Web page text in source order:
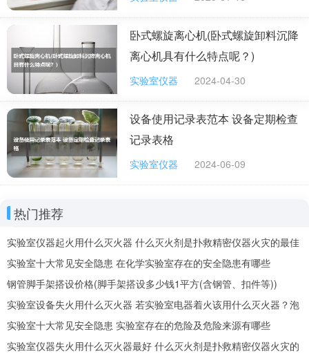
卧式螺旋离心机(卧式螺旋卸料沉降
离心机具有什么特点呢？)
实验室仪器 2024-04-30
设备使用记录表范本 设备定期检查
记录表格
实验室仪器 2024-06-09
热门推荐
实验室仪器起火用什么灭火器 什么灭火剂是扑救精密仪器火灾的最佳
选择
实验室十大常见安全隐患 在化学实验室存在的安全隐患有哪些
钢管脚手架搭设价格(脚手架搭设多少钱1平方(含钢管、扣件等))
实验室设备失火用什么灭火器 若实验室电器着火该用什么灭火器？泡
沫还是二氧化碳
实验室十大常见安全隐患 实验室存在的危险及危险来源有哪些
实验室仪器失火用什么灭火器最好 什么灭火剂是扑救精密仪器火灾的